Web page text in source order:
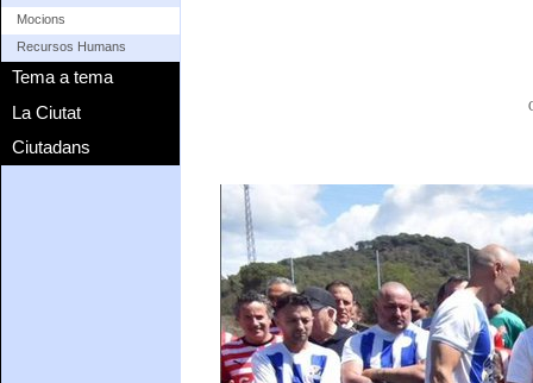
Mocions
Recursos Humans
Tema a tema
La Ciutat
Ciutadans